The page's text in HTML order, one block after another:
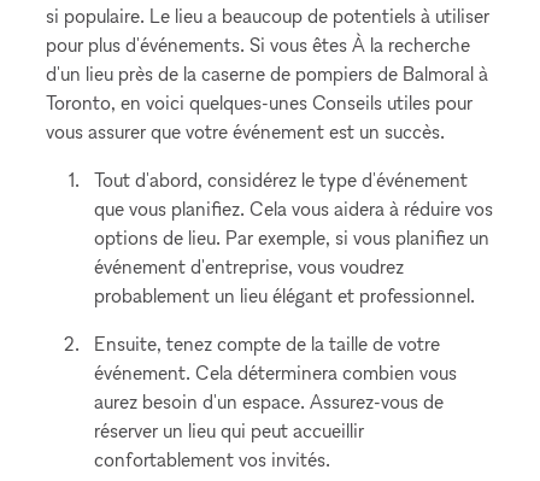
si populaire. Le lieu a beaucoup de potentiels à utiliser
pour plus d'événements. Si vous êtes À la recherche
d'un lieu près de la caserne de pompiers de Balmoral à
Toronto, en voici quelques-unes Conseils utiles pour
vous assurer que votre événement est un succès.
Tout d'abord, considérez le type d'événement
que vous planifiez. Cela vous aidera à réduire vos
options de lieu. Par exemple, si vous planifiez un
événement d'entreprise, vous voudrez
probablement un lieu élégant et professionnel.
Ensuite, tenez compte de la taille de votre
événement. Cela déterminera combien vous
aurez besoin d'un espace. Assurez-vous de
réserver un lieu qui peut accueillir
confortablement vos invités.